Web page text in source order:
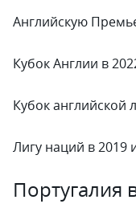
Английскую
Кубок Англии в
Кубок английской
Лигу наций в 2019
Португалия